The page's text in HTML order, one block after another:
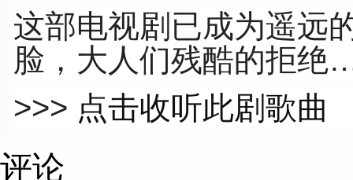
这部电视剧已成为遥远
脸，大人们残酷的拒
>>> 点击收听此剧歌曲
评论